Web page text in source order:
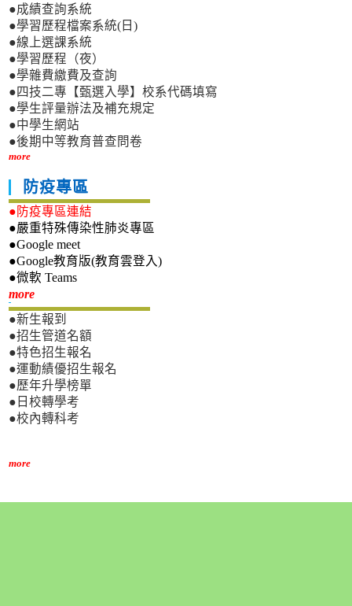
●成績查詢系統
●學習歷程檔案系統(日)
●線上選課系統
●學習歷程（夜）
●學雜費繳費及查詢
●四技二專【甄選入學】校系代碼填寫
●學生評量辦法及補充規定
●中學生網站
●後期中等教育普查問卷
more
防疫專區
●防疫專區連結
●嚴重特殊傳染性肺炎專區
●Google meet
●Google教育版(教育雲登入)
●微軟 Teams
more新生專區
●新生報到
●招生管道名額
●特色招生報名
●運動績優招生報名
●歷年升學榜單
●日校轉學考
●校內轉科考
more